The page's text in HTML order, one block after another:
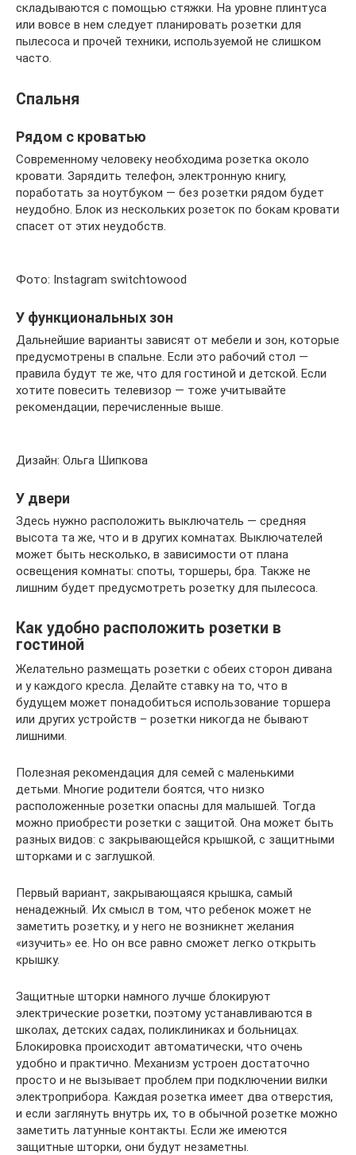
складываются с помощью стяжки. На уровне плинтуса
или вовсе в нем следует планировать розетки для
пылесоса и прочей техники, используемой не слишком
часто.
Спальня
Рядом с кроватью
Современному человеку необходима розетка около
кровати. Зарядить телефон, электронную книгу,
поработать за ноутбуком — без розетки рядом будет
неудобно. Блок из нескольких розеток по бокам кровати
спасет от этих неудобств.
Фото: Instagram switchtowood
У функциональных зон
Дальнейшие варианты зависят от мебели и зон, которые
предусмотрены в спальне. Если это рабочий стол —
правила будут те же, что для гостиной и детской. Если
хотите повесить телевизор — тоже учитывайте
рекомендации, перечисленные выше.
Дизайн: Ольга Шипкова
У двери
Здесь нужно расположить выключатель — средняя
высота та же, что и в других комнатах. Выключателей
может быть несколько, в зависимости от плана
освещения комнаты: споты, торшеры, бра. Также не
лишним будет предусмотреть розетку для пылесоса.
Как удобно расположить розетки в
гостиной
Желательно размещать розетки с обеих сторон дивана
и у каждого кресла. Делайте ставку на то, что в
будущем может понадобиться использование торшера
или других устройств – розетки никогда не бывают
лишними.
Полезная рекомендация для семей с маленькими
детьми. Многие родители боятся, что низко
расположенные розетки опасны для малышей. Тогда
можно приобрести розетки с защитой. Она может быть
разных видов: с закрывающейся крышкой, с защитными
шторками и с заглушкой.
Первый вариант, закрывающаяся крышка, самый
ненадежный. Их смысл в том, что ребенок может не
заметить розетку, и у него не возникнет желания
«изучить» ее. Но он все равно сможет легко открыть
крышку.
Защитные шторки намного лучше блокируют
электрические розетки, поэтому устанавливаются в
школах, детских садах, поликлиниках и больницах.
Блокировка происходит автоматически, что очень
удобно и практично. Механизм устроен достаточно
просто и не вызывает проблем при подключении вилки
электроприбора. Каждая розетка имеет два отверстия,
и если заглянуть внутрь их, то в обычной розетке можно
заметить латунные контакты. Если же имеются
защитные шторки, они будут незаметны.